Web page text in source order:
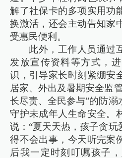
解了社保卡的多项实用功
换激活，还会主动告知家
受惠民便利。
此外，工作人员通过
发放宣传资料等方式，
识，引导家长时刻紧绷安
居家、外出及暑期安全监
长尽责、全民参与”的防溺
守护未成年人生命安全。
说：“夏天天热，孩子贪
得不会出事，今天听完案
后我一定时刻叮嘱孩子